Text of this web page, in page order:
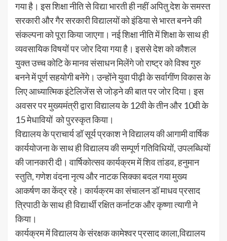
गया है। इस शिक्षा नीति से विद्या भारती ही नहीं अपितु देश के समस्त
सरकारी और गैर सरकारी विद्यालयों को इंडिया से भारत बनने की
संकल्पना को पूरा किया जाएगा। नई शिक्षा नीति में शिक्षा के साथ ही
व्यवसायिक विषयों पर जोर दिया गया है। इससे देश को कौशल
युक्त उच्च कोटि के मानव संसाधन मिलेंगे जो राष्ट्र को विश्व गुरु
बनने में पूर्ण सहयोगी बनेंगे। उन्होंने युवा पीढ़ी के सर्वागींण विकास के
लिए आध्यात्मिक इंटेलिजेंस से जोड़ने की बात पर जोर दिया। इस
अवसर पर मुख्यमंत्री द्वारा विद्यालय के 12वी के तीन और 10वी के
15 मेधावियों को पुरस्कृत किया।
विद्यालय के प्राचार्य डॉ सूर्य प्रकाश ने विद्यालय की आगामी वार्षिक
कार्ययोजना के साथ ही विद्यालय की सम्पूर्ण गतिविधियों, उपलब्धियों
की जानकारी दी। वार्षिकोत्सव कार्यक्रम में शिव तांडव, हनुमान
स्तुति, गणेश वंदना नृत्य और नाटक सिक्का बदल गया मुख्य
आकर्षण का केंद्र रहे। कार्यक्रम का संचालन डॉ माधव प्रसाद
त्रिपाठी के साथ ही विद्यार्थी रक्षित कर्नाटक और कृष्णा त्यागी ने
किया।
कार्यक्रम में विद्यालय के संरक्षक कामेश्वर प्रसाद काला,विद्यालय